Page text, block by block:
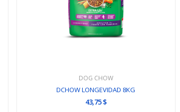
DOG CHOW
DCHOW LONGEVIDAD 8KG
43,75 $